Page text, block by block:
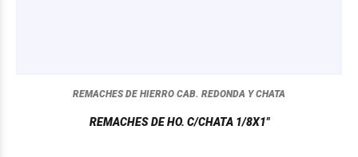
REMACHES DE HIERRO CAB. REDONDA Y CHATA
REMACHES DE HO. C/CHATA 1/8X1"